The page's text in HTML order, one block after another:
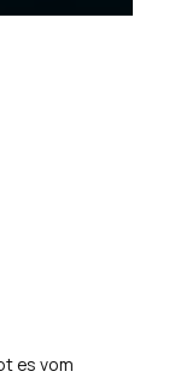
es vom